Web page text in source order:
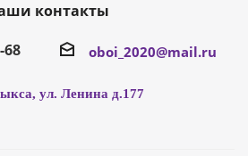
контакты
68
oboi_2020@mail.ru
ул. Ленина д.177